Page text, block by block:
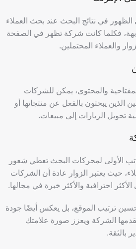
في نتائج البحث عند بحث العملاء
فكلما كانت شركة تظهر في الصفحة
والعملاء المحتملين.
والمحتوى، يمكن للشركات
الذين يبحثون بالفعل عن منتجاتها أو
تحويل الزيارات إلى مبيعات.
الأولى لمحركات البحث تعطي شعور
حيث يعتبر الزوار عادة أن الشركات
الأكثر احترافية والأكثر خبرة في مجالها.
ترتيب الموقع، بل يعكس أيضًا جودة
الشركة ويعزز صورة علامتك
بالثقة.